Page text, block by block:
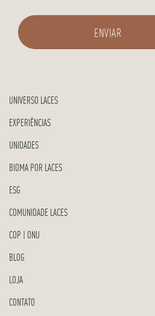
UNIVERSO LACES
EXPERIÊNCIAS
UNIDADES
BIOMA POR LACES
ESG
COMUNIDADE LACES
COP | ONU
BLOG
LOJA
CONTATO